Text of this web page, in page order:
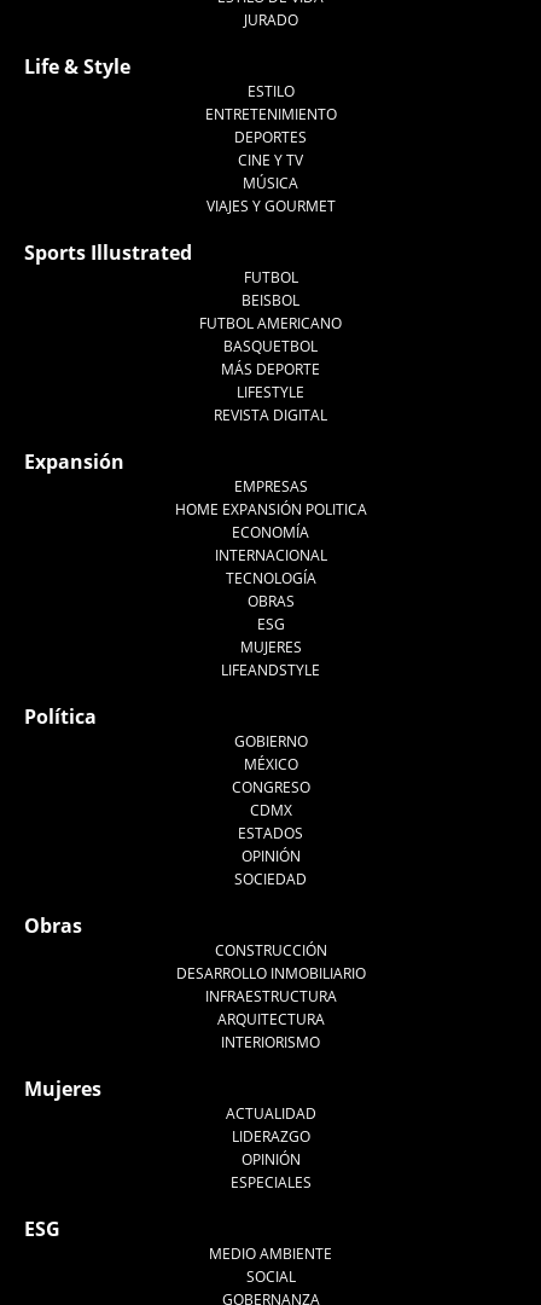
JURADO
Life & Style
ESTILO
ENTRETENIMIENTO
DEPORTES
CINE Y TV
MÚSICA
VIAJES Y GOURMET
Sports Illustrated
FUTBOL
BEISBOL
FUTBOL AMERICANO
BASQUETBOL
MÁS DEPORTE
LIFESTYLE
REVISTA DIGITAL
Expansión
EMPRESAS
HOME EXPANSIÓN POLITICA
ECONOMÍA
INTERNACIONAL
TECNOLOGÍA
OBRAS
ESG
MUJERES
LIFEANDSTYLE
Política
GOBIERNO
MÉXICO
CONGRESO
CDMX
ESTADOS
OPINIÓN
SOCIEDAD
Obras
CONSTRUCCIÓN
DESARROLLO INMOBILIARIO
INFRAESTRUCTURA
ARQUITECTURA
INTERIORISMO
Mujeres
ACTUALIDAD
LIDERAZGO
OPINIÓN
ESPECIALES
ESG
MEDIO AMBIENTE
SOCIAL
GOBERNANZA